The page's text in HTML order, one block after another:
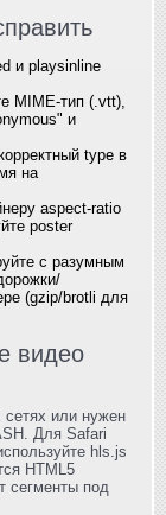
и playsinline
MIME‑тип (.vtt),
и
type в
на
aspect-ratio
poster
с разумным
(gzip/brotli для
видео
или нужен
Для Safari
hls.js
HTML5
сегменты под